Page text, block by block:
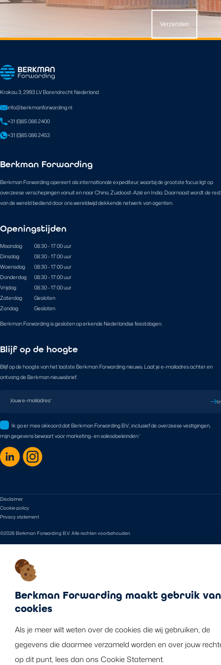
Berkman Forwarding maakt gebruik van
cookies
Als je meer wilt weten over de cookies die wij gebruiken, de
gegevens die daarmee verzameld worden en over jouw
op dit punt, lees dan ons Cookie Statement.
Verzenden
Krakau 3, 2993 LV Barendrecht Nederland
info@berkmanforwarding.nl
+31 (0)85 086 2400
+31 (0)85 086 2453
Berkman Forwarding
Berkman Forwarding opereert als internationale expediteur, waarbij de grootste focus ligt op
overzeese verschepingen vanuit en naar China, Zuidoost-Azië en India. Daarnaast wordt de rest
van de wereld bediend door ons wereldwijd dekkende netwerk van agenten.
Openingstijden
Maandag
08:30 - 17:00 uur
Dinsdag
08:30 - 17:00 uur
Woensdag
08:30 - 17:00 uur
Donderdag
08:30 - 17:00 uur
Vrijdag
08:30 - 17:00 uur
Zaterdag
Gesloten
Zondag
Gesloten
Berkman Forwarding is gesloten op erkende Nederlandse feestdagen.
Blijf op de hoogte
Blijf op de hoogte van het laatste Berkman Forwarding nieuws. Laat je e-mailadres achter en
ontvang de Berkman nieuwsbrief.
Jouw e-mailadres*
Ik ga er mee akkoord dat Berkman Forwarding B.V., inclusief de overzeese vestigingen,
mijn gegevens bewaart voor marketing- en salesdoeleinden.*
©2026 Berkman Forwarding B.V. Alle rechten voorbehouden.
Disclaimer
Cookie policy
Privacy statement